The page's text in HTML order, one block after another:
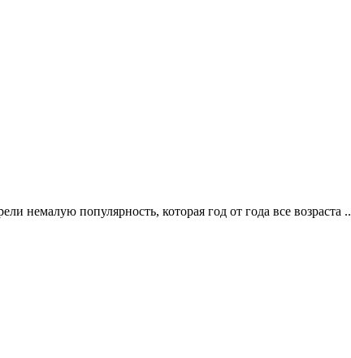
немалую популярность, которая год от года все возраста ..